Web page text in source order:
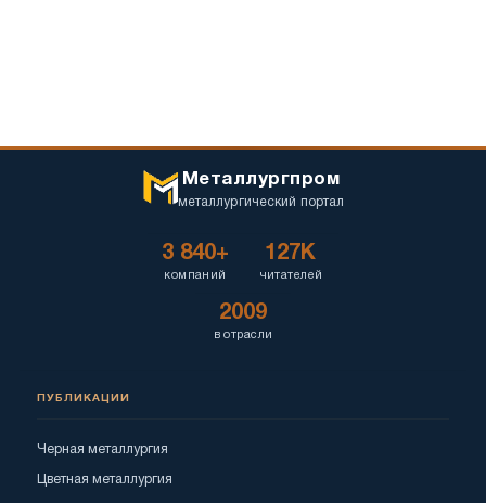
Металлургпром
металлургический портал
3 840+
компаний
127K
читателей
2009
в отрасли
ПУБЛИКАЦИИ
Черная металлургия
Цветная металлургия